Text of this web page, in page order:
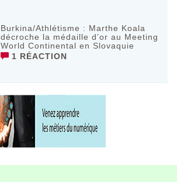
Burkina/Athlétisme : Marthe Koala
décroche la médaille d’or au Meeting
World Continental en Slovaquie ‎
1 RÉACTION